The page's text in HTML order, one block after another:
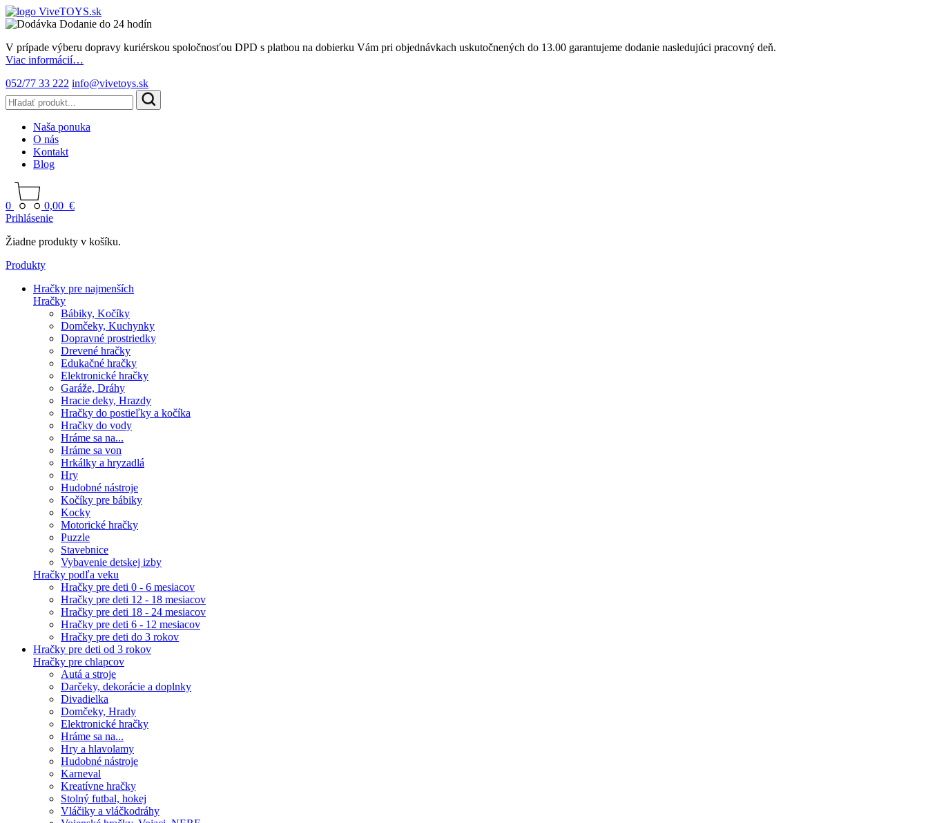
Dodanie do 24 hodín
V prípade výberu dopravy kuriérskou spoločnosťou DPD s platbou na dobierku Vám pri objednávkach uskutočnených do 13.00 garantujeme dodanie nasledujúci pracovný deň.
Viac informácií…
052/77 33 222 info@vivetoys.sk
Naša ponuka
O nás
Kontakt
Blog
0 0,00 €
Prihlásenie
Žiadne produkty v košíku.
Produkty
Hračky pre najmenších
Hračky
Bábiky, Kočíky
Domčeky, Kuchynky
Dopravné prostriedky
Drevené hračky
Edukačné hračky
Elektronické hračky
Garáže, Dráhy
Hracie deky, Hrazdy
Hračky do postieľky a kočíka
Hračky do vody
Hráme sa na...
Hráme sa von
Hrkálky a hryzadlá
Hry
Hudobné nástroje
Kočíky pre bábiky
Kocky
Motorické hračky
Puzzle
Stavebnice
Vybavenie detskej izby
Hračky podľa veku
Hračky pre deti 0 - 6 mesiacov
Hračky pre deti 12 - 18 mesiacov
Hračky pre deti 18 - 24 mesiacov
Hračky pre deti 6 - 12 mesiacov
Hračky pre deti do 3 rokov
Hračky pre deti od 3 rokov
Hračky pre chlapcov
Autá a stroje
Darčeky, dekorácie a doplnky
Divadielka
Domčeky, Hrady
Elektronické hračky
Hráme sa na...
Hry a hlavolamy
Hudobné nástroje
Karneval
Kreatívne hračky
Stolný futbal, hokej
Vláčiky a vláčkodráhy